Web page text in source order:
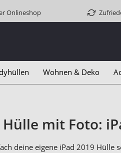
Onlineshop
Wohnen & Deko
Hülle mit Foto:
deine eigene iPad 2019